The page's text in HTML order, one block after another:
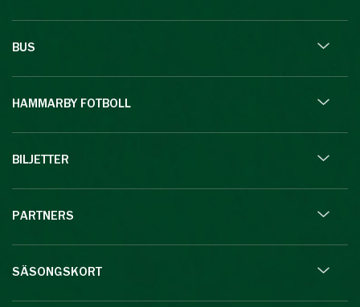
BUS
HAMMARBY FOTBOLL
BILJETTER
PARTNERS
SÄSONGSKORT